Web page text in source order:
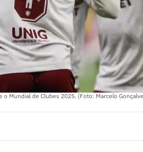
Mundial de Clubes 2025. (Foto: Marcelo